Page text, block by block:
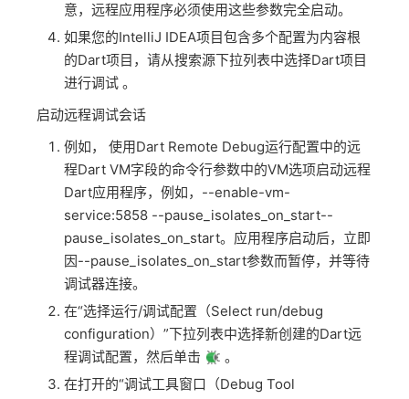
意，远程应用程序必须使用这些参数完全启动。
如果您的IntelliJ IDEA项目包含多个配置为内容根
的Dart项目，请从搜索源下拉列表中选择Dart项目
进行调试 。
启动远程调试会话
例如， 使用Dart Remote Debug运行配置中的远
程Dart VM字段的命令行参数中的VM选项启动远程
Dart应用程序，例如，--enable-vm-
service:5858 --pause_isolates_on_start--
pause_isolates_on_start。应用程序启动后，立即
因--pause_isolates_on_start参数而暂停，并等待
调试器连接。
在“选择运行/调试配置（Select run/debug
configuration）”下拉列表中选择新创建的Dart远
程调试配置，然后单击
。
在打开的“调试工具窗口（Debug Tool